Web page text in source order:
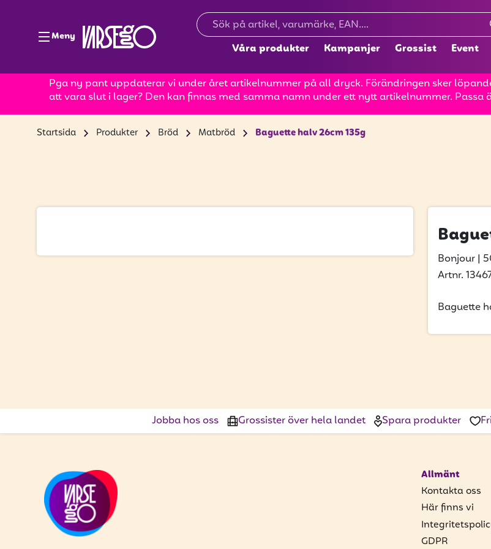
Meny
Våra produkter Kampanjer Grossist Event
Pga ny pant uppdaterar vi under året artikelnummer på all dryck. Förändringen sker
att vara slut i lager? Den kan finnas med samma namn under ett nytt artikelnummer.
Startsida Produkter Bröd Matbröd Baguette halv 26cm 135g
Bonjour |
Artnr.
Baguette
Jobba hos oss Grossister över hela landet Spara produkter
Allmänt
Kontakta oss
Här finns vi
GDPR